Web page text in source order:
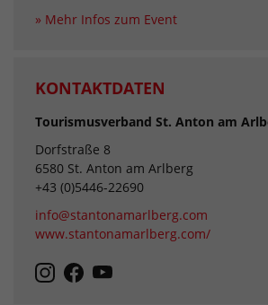
» Mehr Infos zum Event
KONTAKTDATEN
Tourismusverband St. Anton am
Dorfstraße 8
6580 St. Anton am Arlberg
+43 (0)5446-22690
info@stantonamarlberg.com
www.stantonamarlberg.com/